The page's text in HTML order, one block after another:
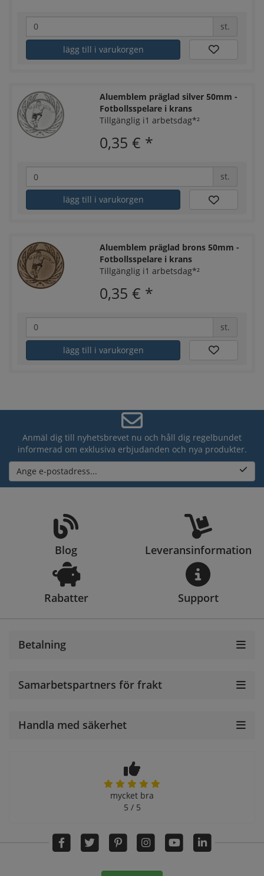
st.
lägg till i varukorgen
Aluemblem präglad silver 50mm -
Fotbollsspelare i krans
Tillgänglig i1 arbetsdag*²
0,35 € *
st.
lägg till i varukorgen
Aluemblem präglad brons 50mm -
Fotbollsspelare i krans
Tillgänglig i1 arbetsdag*²
0,35 € *
st.
lägg till i varukorgen
Anmäl dig till nyhetsbrevet nu och håll dig regelbundet
informerad om exklusiva erbjudanden och nya produkter.
Ange e-postadress...
Blog Leveransinformation
Rabatter Support
Betalning
Samarbetspartners för frakt
Handla med säkerhet
mycket bra
5 / 5